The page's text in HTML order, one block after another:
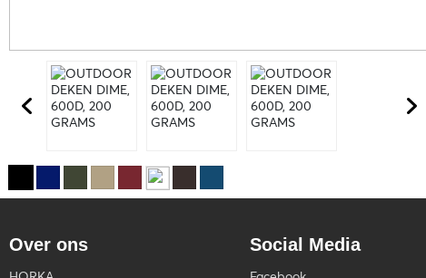
Over ons Social Media